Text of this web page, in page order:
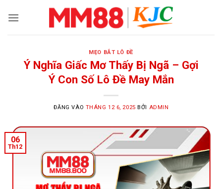
qua
MẸO BẮT LÔ ĐỀ
Ý Nghĩa Giấc Mơ Thấy Bị Ngã – Gợi
Ý Con Số Lô Đề May Mắn
ĐĂNG VÀO THÁNG 12 6, 2025 BỞI ADMIN
06
Th12